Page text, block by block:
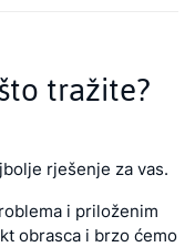
tražite?
rješenje za vas.
i priloženim
obrasca i brzo ćemo